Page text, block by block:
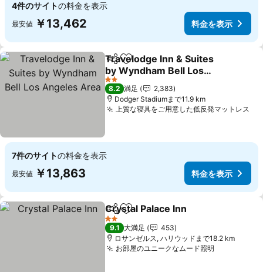
4件のサイトの料金を表示
最安値 ￥13,462 料金を表示
シェアお気に入りに追加
Travelodge Inn & Suites
by Wyndham Bell Los
Angeles Area
料金を表示
2 ホテルのランク
8.2 満足
2,383
Dodger Stadiumまで11.9 km
上質な寝具をご用意した低反発マットレス
7件のサイトの料金を表示
最安値 ￥13,863 料金を表示
シェアお気に入りに追加
Crystal Palace Inn
2 ホテルのランク
9.1 大満足
453
ロサンゼルス, ハリウッドまで18.2 km
お部屋のユニークなムード照明